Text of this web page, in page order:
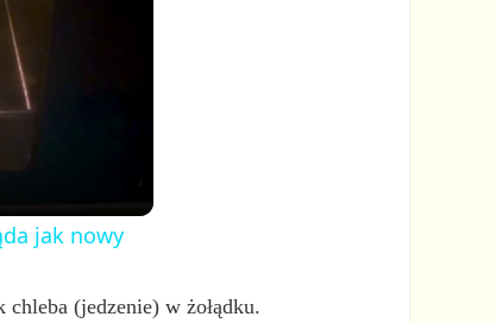
jak nowy
(jedzenie) w żołądku.